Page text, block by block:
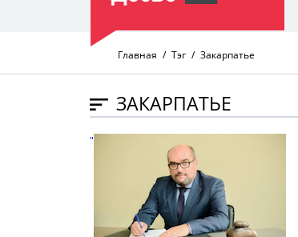
Главная Тэг Закарпатье
ЗАКАРПАТЬЕ
" />